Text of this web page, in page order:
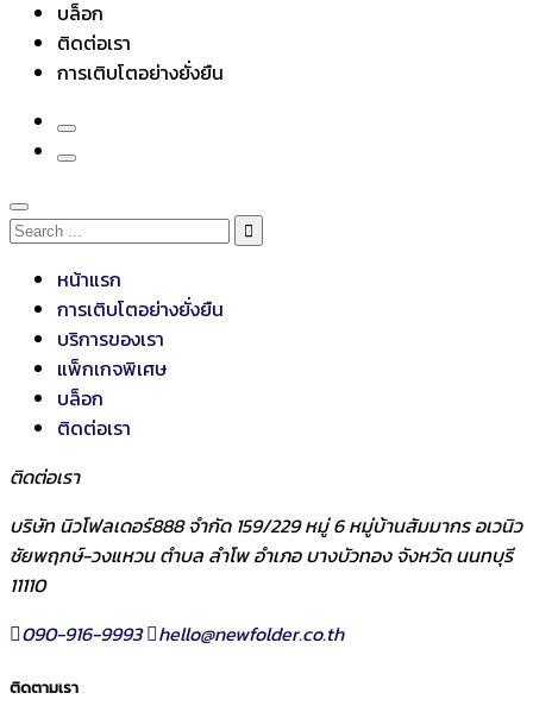
บล็อก
ติดต่อเรา
การเติบโตอย่างยั่งยืน
หน้าแรก
การเติบโตอย่างยั่งยืน
บริการของเรา
แพ็กเกจพิเศษ
บล็อก
ติดต่อเรา
ติดต่อเรา
บริษัท นิวโฟลเดอร์888 จำกัด 159/229 หมู่ 6 หมู่บ้านสัมมากร อเวนิว
ชัยพฤกษ์-วงแหวน ตำบล ลำโพ อำเภอ บางบัวทอง จังหวัด นนทบุรี
11110
090-916-9993 hello@newfolder.co.th
ติดตามเรา